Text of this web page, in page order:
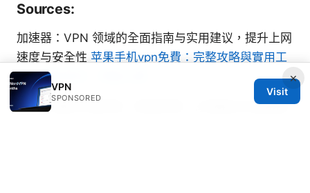
Sources:
加速器：VPN 领域的全面指南与实用建议，提升上网
速度与安全性 苹果手机vpn免費：完整攻略與實用工
具，讓你安全、快速上網
V2ray 更新订阅失败：排错步骤、订阅格式与连接稳
×
VPN
SPONSORED
Visit